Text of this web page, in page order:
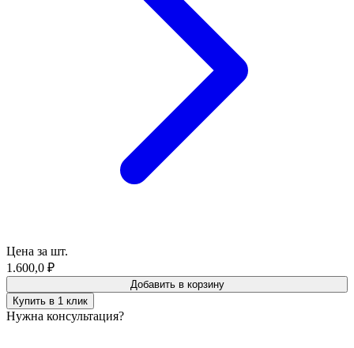
Цена за шт.
1.600,0 ₽
Добавить в корзину
Купить в 1 клик
Нужна консультация?